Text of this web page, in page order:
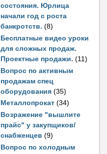
состояния. Юрлица
начали год с роста
банкротств. (8)
Бесплатные видео уроки
для сложных продаж.
Проектные продажи. (11)
Вопрос по активным
продажам спец
оборудования (35)
Металлопрокат (34)
Возражение "вышлите
прайс" у закупщиков/
снабженцев (9)
Вопрос по холодным